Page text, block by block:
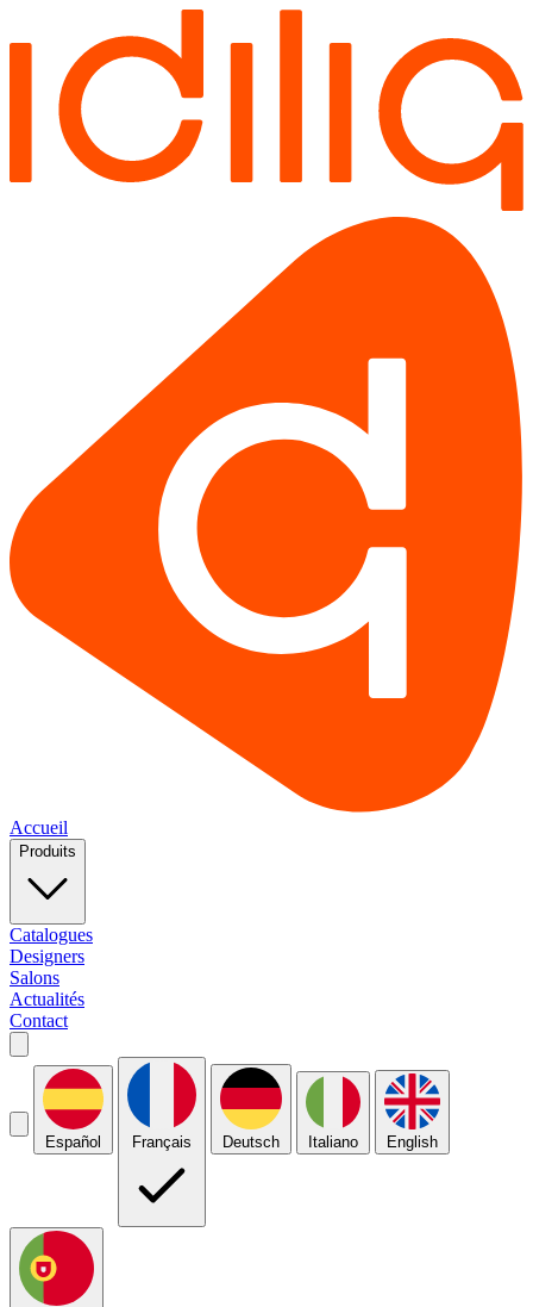
Accueil
Produits
Catalogues
Designers
Salons
Actualités
Contact
Español Français Deutsch Italiano English